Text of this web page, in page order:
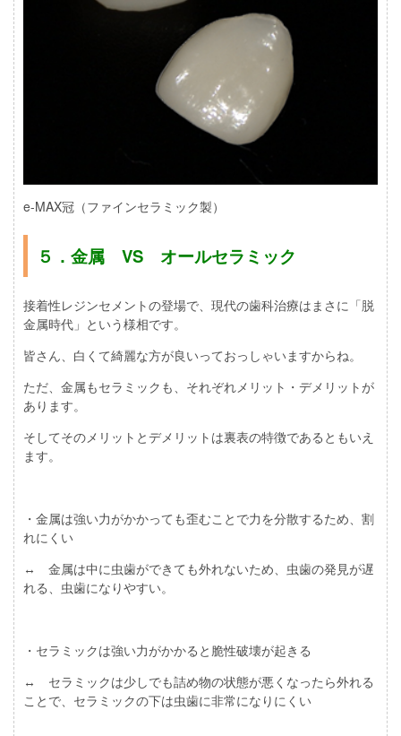
e-MAX冠（ファインセラミック製）
５．金属 VS オールセラミック
接着性レジンセメントの登場で、現代の歯科治療はまさに「脱
金属時代」という様相です。
皆さん、白くて綺麗な方が良いっておっしゃいますからね。
ただ、金属もセラミックも、それぞれメリット・デメリットが
あります。
そしてそのメリットとデメリットは裏表の特徴であるともいえ
ます。
・金属は強い力がかかっても歪むことで力を分散するため、割
れにくい
↔ 金属は中に虫歯ができても外れないため、虫歯の発見が遅
れる、虫歯になりやすい。
・セラミックは強い力がかかると脆性破壊が起きる
↔ セラミックは少しでも詰め物の状態が悪くなったら外れる
ことで、セラミックの下は虫歯に非常になりにくい